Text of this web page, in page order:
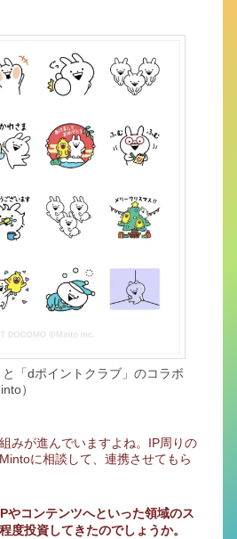
と「dポイントクラブ」のコラボ
）
みが進んでいますよね。IP周りの
に相談して、連携させてもら
やコンテンツへといった領域のス
度投資してきたのでしょうか。